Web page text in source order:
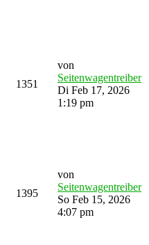
1351
von
Seitenwagentreiber
Di Feb 17, 2026
1:19 pm
1395
von
Seitenwagentreiber
So Feb 15, 2026
4:07 pm